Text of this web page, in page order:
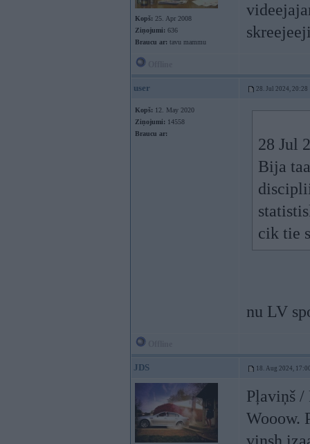
Kopš: 25. Apr 2008
Ziņojumi: 636
Braucu ar: tavu mammu
user 28. Jul 2024, 20:28
Kopš: 12. May 2020
Ziņojumi: 14558
Braucu ar:
28 Jul
Bija
cik tie
nu LV
JDS 18. Aug 2024,
Pļaviņš /
Wooow.